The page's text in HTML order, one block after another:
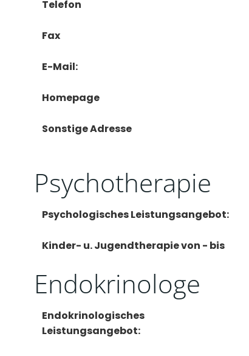
Telefon
Fax
E-Mail:
Homepage
Sonstige Adresse
Psychotherapie
Psychologisches Leistungsangebot:
Kinder- u. Jugendtherapie von - bis
Endokrinologe
Endokrinologisches
Leistungsangebot: